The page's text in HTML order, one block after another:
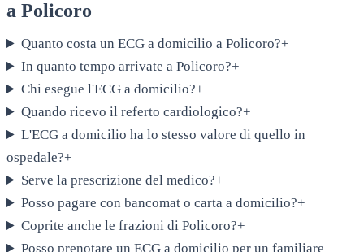
a Policoro
Quanto costa un ECG a domicilio a Policoro?+
In quanto tempo arrivate a Policoro?+
Chi esegue l'ECG a domicilio?+
Quando ricevo il referto cardiologico?+
L'ECG a domicilio ha lo stesso valore di quello in
ospedale?+
Serve la prescrizione del medico?+
Posso pagare con bancomat o carta a domicilio?+
Coprite anche le frazioni di Policoro?+
Posso prenotare un ECG a domicilio per un familiare